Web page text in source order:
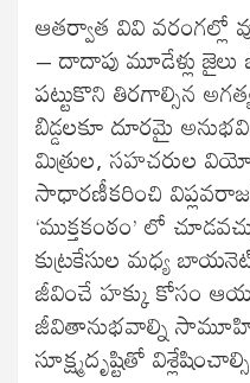
ఆతర్వాత వివి వరంగల్లో
– దాదాపు మూడేళ్లు
పట్టుకొని తిరగాల్సిన
బిడ్డలకూ దూరమై
మిత్రుల, సహచరుల
సాధారణీకరించి
‘ముక్తకంఠం’ లో
కుట్రకేసుల మధ్య
జీవించే హక్కు కోసం
జీవితానుభవాల్ని
సూక్ష్మదృష్టితో